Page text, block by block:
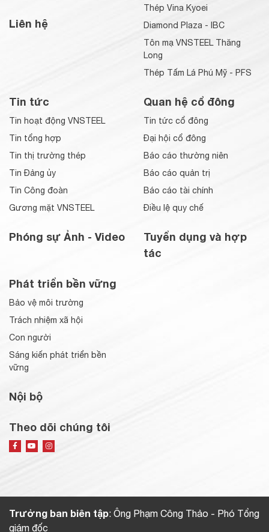
Liên hệ
Thép Vina Kyoei
Diamond Plaza - IBC
Tôn mạ VNSTEEL Thăng
Long
Thép Tấm Lá Phú Mỹ - PFS
Tin tức
Tin hoạt động VNSTEEL
Tin tổng hợp
Tin thị trường thép
Tin Đảng ủy
Tin Công đoàn
Gương mặt VNSTEEL
Phóng sự Ảnh - Video
Quan hệ cổ đông
Tin tức cổ đông
Đại hội cổ đông
Báo cáo thường niên
Báo cáo quản trị
Báo cáo tài chính
Điều lệ quy chế
Tuyển dụng và hợp
tác
Phát triển bền vững
Bảo vệ môi trường
Trách nhiệm xã hội
Con người
Sáng kiến phát triển bền
vững
Nội bộ
Theo dõi chúng tôi
Trưởng ban biên tập: Ông Phạm Công Thảo - Phó Tổng
giám đốc